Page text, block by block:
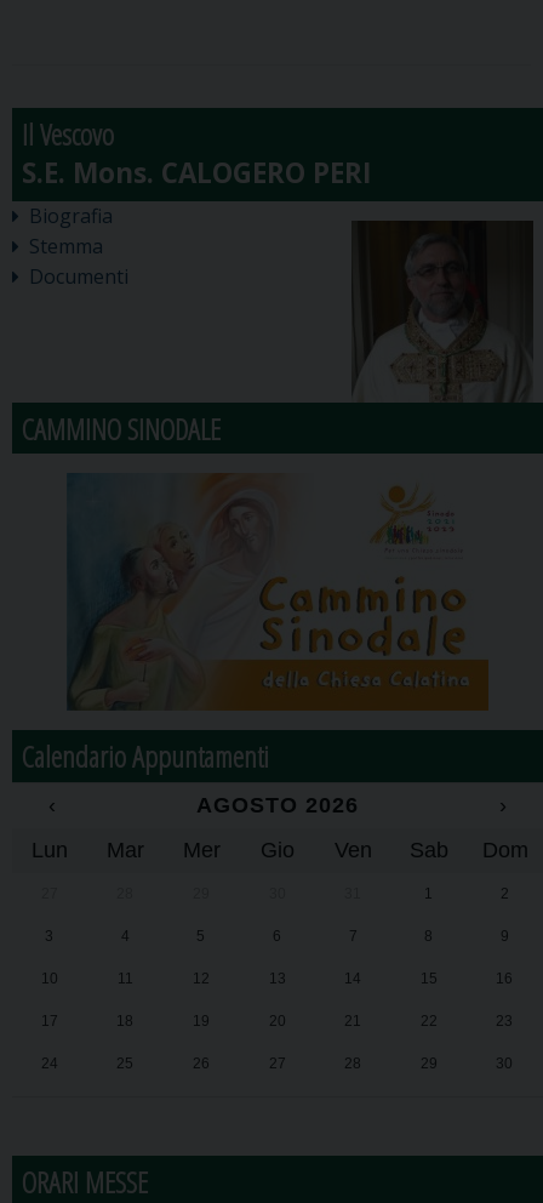
Il Vescovo
Biografia
Stemma
Documenti
CAMMINO SINODALE
Calendario Appuntamenti
‹ AGOSTO 2026
›
Lun
Mar Mer Gio Ven Sab Dom
1 2
3 4 5 6 7 8 9
10 11 12 13 14 15 16
17 18 19 20 21 22 23
24 25 26 27 28 29 30
ORARI MESSE